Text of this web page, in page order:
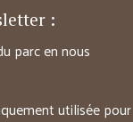
:
parc en nous
utilisée pour